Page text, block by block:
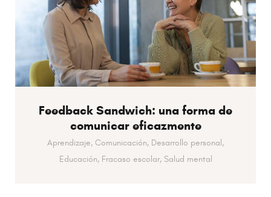
Feedback Sandwich: una forma de
comunicar eficazmente
Aprendizaje, Comunicación, Desarrollo personal,
Educación, Fracaso escolar, Salud mental